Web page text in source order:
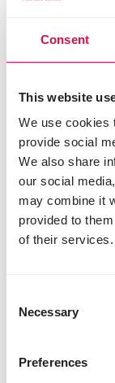
Consent
This website
We use cookies
provide social
We also share
our social
may combine it
provided to
of their services.
Selection
Necessary
Preferences
gele maïs
maple
gele
grote
vitsen 0,5%
rode dari
cardy 2%
gebroken
gele millet
ruw eiwit